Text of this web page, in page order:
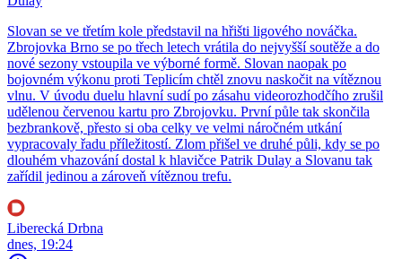
Slovan se ve třetím kole představil na hřišti ligového nováčka.
Zbrojovka Brno se po třech letech vrátila do nejvyšší soutěže a do
nové sezony vstoupila ve výborné formě. Slovan naopak po
bojovném výkonu proti Teplicím chtěl znovu naskočit na vítěznou
vlnu. V úvodu duelu hlavní sudí po zásahu videorozhodčího zrušil
udělenou červenou kartu pro Zbrojovku. První půle tak skončila
bezbrankově, přesto si oba celky ve velmi náročném utkání
vypracovaly řadu příležitostí. Zlom přišel ve druhé půli, kdy se po
dlouhém vhazování dostal k hlavičce Patrik Dulay a Slovanu tak
zařídil jedinou a zároveň vítěznou trefu.
Liberecká Drbna
dnes, 19:24